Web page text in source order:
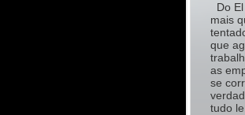
Do
mais
que
as
se
tudo